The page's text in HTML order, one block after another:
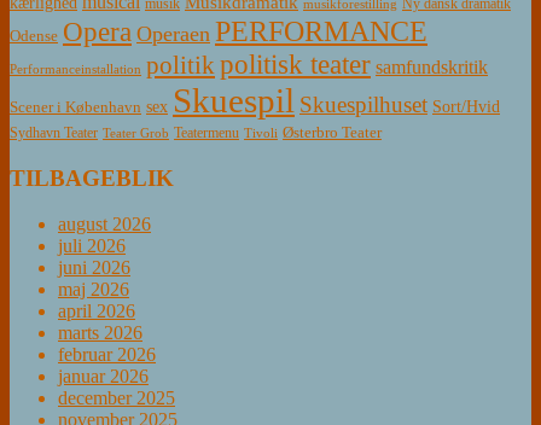
musik musikforestilling Ny dansk dramatik
Odense Opera Operaen PERFORMANCE
Performanceinstallation politikpolitisk teater samfundskritik
Scener i København sex Skuespil Skuespilhuset Sort/Hvid
Sydhavn Teater Teater Grob Teatermenu Tivoli Østerbro Teater
TILBAGEBLIK
august 2026
juli 2026
juni 2026
maj 2026
april 2026
marts 2026
februar 2026
januar 2026
december 2025
november 2025